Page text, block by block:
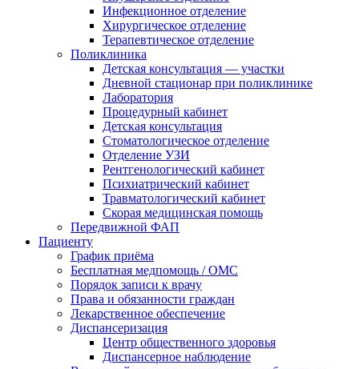
Инфекционное отделение
Хирургическое отделение
Терапевтическое отделение
Поликлиника
Детская консультация — участки
Дневной стационар при поликлинике
Лаборатория
Процедурный кабинет
Детская консультация
Стоматологическое отделение
Отделение УЗИ
Рентгенологический кабинет
Психиатрический кабинет
Травматологический кабинет
Скорая медицинская помощь
Передвижной ФАП
Пациенту
График приёма
Бесплатная медпомощь / ОМС
Порядок записи к врачу
Права и обязанности граждан
Лекарственное обеспечение
Диспансеризация
Центр общественного здоровья
Диспансерное наблюдение